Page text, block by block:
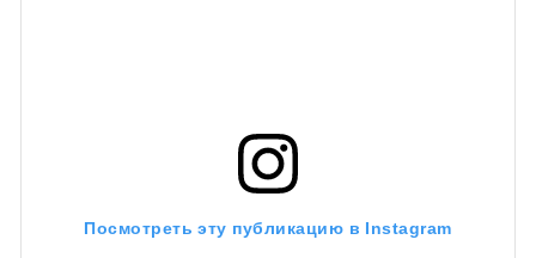
Посмотреть эту публикацию в Instagram